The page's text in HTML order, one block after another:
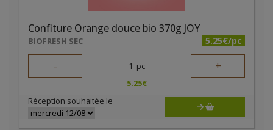
Confiture Orange douce bio 370g JOY
BIOFRESH SEC 5.25€/pc
- 1 pc +
5.25€
Réception souhaitée le